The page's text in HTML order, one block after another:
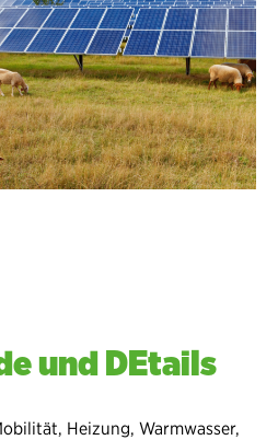
und DEtails
Heizung, Warmwasser,